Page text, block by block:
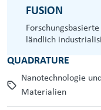
FUSION
ländlich
QUADRATURE
Nanotechnologie
Materialien